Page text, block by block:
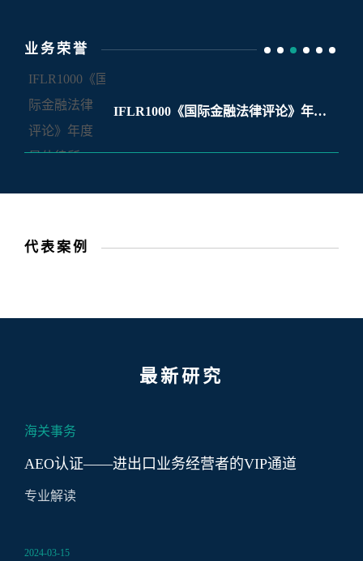
业务荣誉
IFLR1000《国际金融法律评论》年度
代表案例
最新研究
海关事务
AEO认证——进出口业务经营者的VIP通道
专业解读
2024-03-15